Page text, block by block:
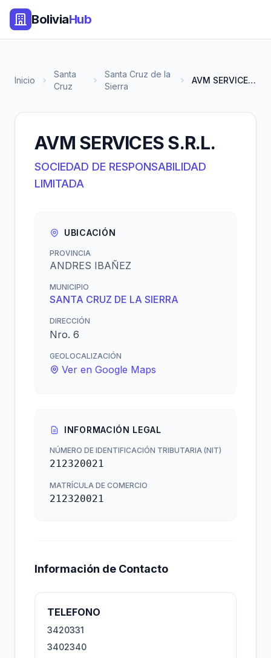
BoliviaHub
Inicio
Santa
Cruz
Santa Cruz de la
Sierra
AVM SERVICES S.R.L.
AVM SERVICES S.R.L.
SOCIEDAD DE RESPONSABILIDAD
LIMITADA
UBICACIÓN
PROVINCIA
ANDRES IBAÑEZ
MUNICIPIO
SANTA CRUZ DE LA SIERRA
DIRECCIÓN
Nro. 6
GEOLOCALIZACIÓN
Ver en Google Maps
INFORMACIÓN LEGAL
NÚMERO DE IDENTIFICACIÓN TRIBUTARIA (NIT)
212320021
MATRÍCULA DE COMERCIO
212320021
Información de Contacto
TELEFONO
3420331
3402340